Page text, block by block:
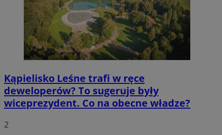
Kąpielisko Leśne trafi w ręce
deweloperów? To sugeruje były
wiceprezydent. Co na obecne władze?
2